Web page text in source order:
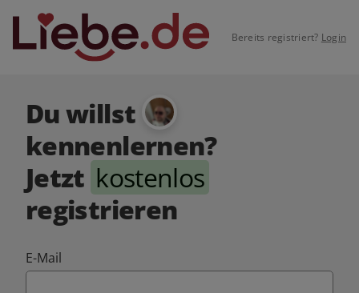
Bereits registriert? Login
Du willst
kennenlernen?
Jetzt kostenlos
registrieren
E-Mail